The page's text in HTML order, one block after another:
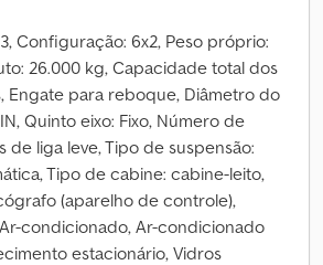
Configuração: 6x2, Peso próprio:
26.000 kg, Capacidade total dos
Engate para reboque, Diâmetro do
Quinto eixo: Fixo, Número de
de liga leve, Tipo de suspensão:
Tipo de cabine: cabine-leito,
(aparelho de controle),
condicionado, Ar-condicionado
estacionário, Vidros